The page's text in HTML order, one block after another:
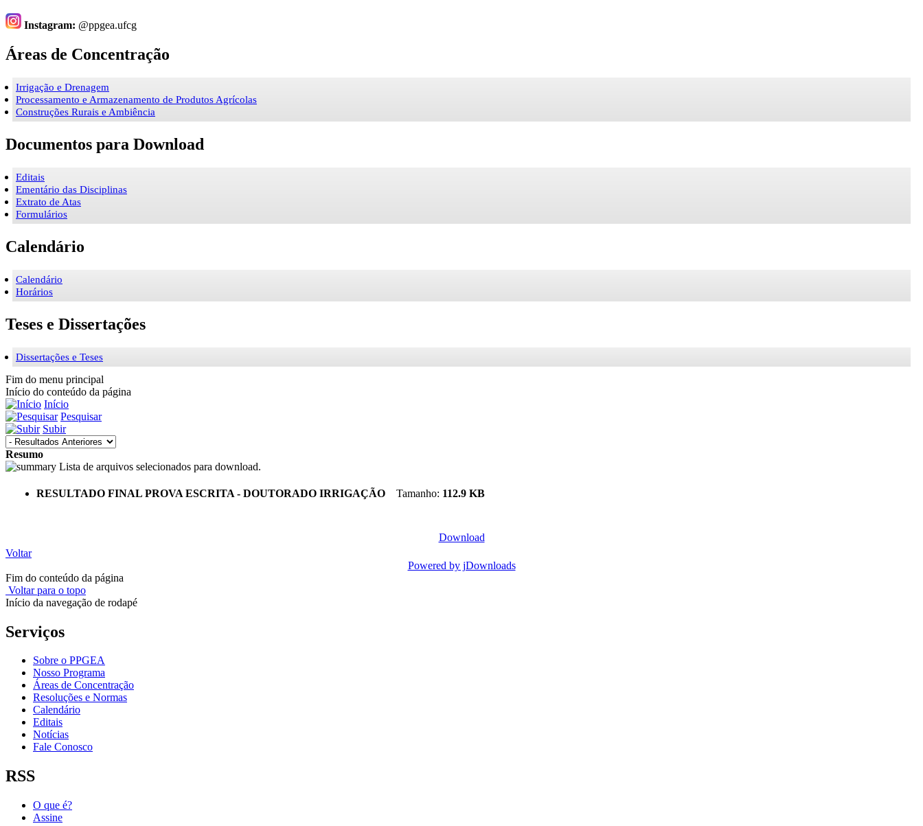
Instagram: @ppgea.ufcg
Áreas de Concentração
Irrigação e Drenagem
Processamento e Armazenamento de Produtos Agrícolas
Construções Rurais e Ambiência
Documentos para Download
Editais
Ementário das Disciplinas
Extrato de Atas
Formulários
Calendário
Calendário
Horários
Teses e Dissertações
Dissertações e Teses
Fim do menu principal
Início do conteúdo da página
Início
Pesquisar
Subir
Resumo
Lista de arquivos selecionados para download.
RESULTADO FINAL PROVA ESCRITA - DOUTORADO IRRIGAÇÃO Tamanho: 112.9 KB
Download
Voltar
Powered by jDownloads
Fim do conteúdo da página
Voltar para o topo
Início da navegação de rodapé
Serviços
Sobre o PPGEA
Nosso Programa
Áreas de Concentração
Resoluções e Normas
Calendário
Editais
Notícias
Fale Conosco
RSS
O que é?
Assine